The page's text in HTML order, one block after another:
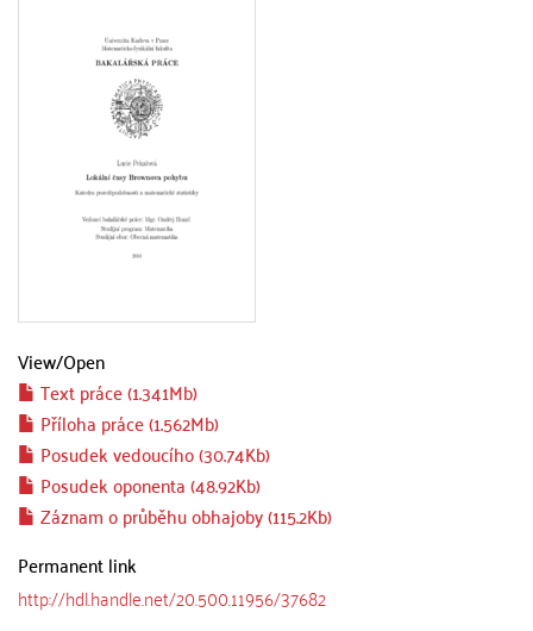
View/Open
Text práce (1.341Mb)
Příloha práce (1.562Mb)
Posudek vedoucího (30.74Kb)
Posudek oponenta (48.92Kb)
Záznam o průběhu obhajoby (115.2Kb)
Permanent link
http://hdl.handle.net/20.500.11956/37682